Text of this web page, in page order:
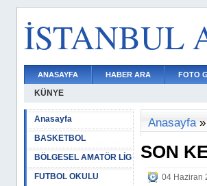
İSTANBUL
ANASAYFA HABER ARA FOTO
KÜNYE
Anasayfa
BASKETBOL
BÖLGESEL AMATÖR LİG
FUTBOL OKULU
Anasayfa»
SON
04 Haziran